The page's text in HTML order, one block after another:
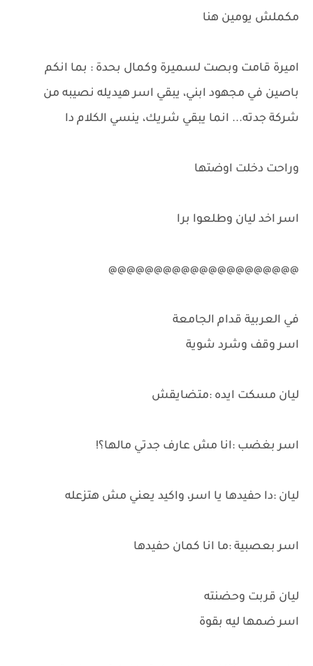
مكملش يومين هنا
اميرة قامت وبصت لسميرة وكمال بحدة : بما انكم
باصين في مجهود ابني، يبقي اسر هيديله نصيبه من
شركة جدته... انما يبقي شريك، ينسي الكلام دا
وراحت دخلت اوضتها
اسر اخد ليان وطلعوا برا
@@@@@@@@@@@@@@@@@@@@@
في العربية قدام الجامعة
اسر وقف وشرد شوية
ليان مسكت ايده :متضايقش
اسر بغضب :انا مش عارف جدتي مالها؟!
ليان :دا حفيدها يا اسر، واكيد يعني مش هتزعله
اسر بعصبية :ما انا كمان حفيدها
ليان قربت وحضنته
اسر ضمها ليه بقوة